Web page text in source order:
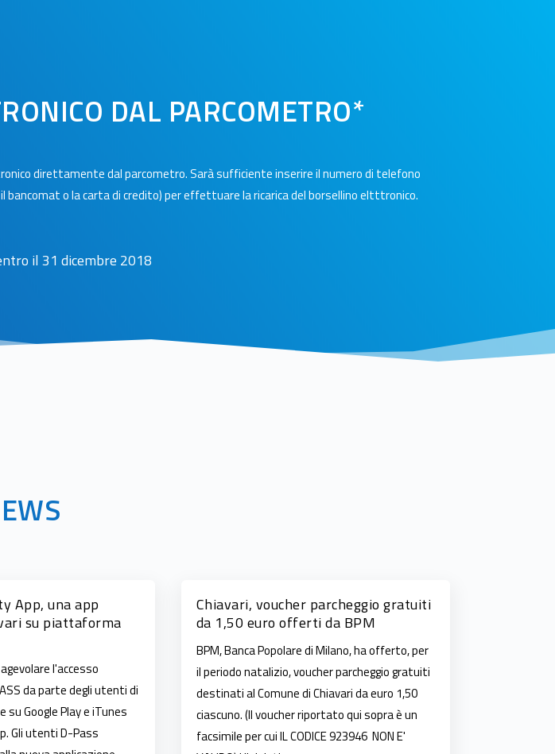
DAL PARCOMETRO*
direttamente dal parcometro. Sarà sufficiente inserire il numero di telefono
o la carta di credito) per effettuare la ricarica del borsellino eltttronico.
il 31 dicembre 2018
App, una app
su piattaforma
l'accesso
da parte degli utenti di
su Google Play e iTunes
Gli utenti D-Pass
Chiavari, voucher parcheggio gratuiti
da 1,50 euro offerti da BPM
BPM, Banca Popolare di Milano, ha offerto, per
il periodo natalizio, voucher parcheggio gratuiti
destinati al Comune di Chiavari da euro 1,50
ciascuno. (Il voucher riportato qui sopra è un
facsimile per cui IL CODICE 923946 NON E'